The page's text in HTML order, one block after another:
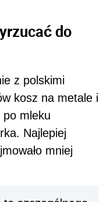
do
z polskimi
kosz na metale i
mleku
Najlepiej
mniej